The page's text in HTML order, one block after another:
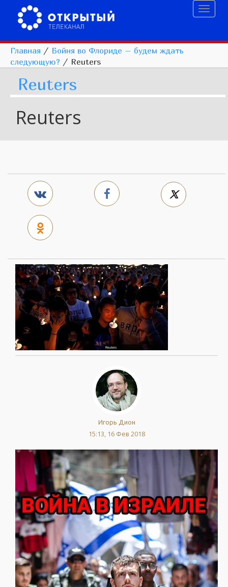
Главная / Бойня во Флориде – будем ждать
следующую? / Reuters
Reuters
Reuters
Игорь Дион
15:13, 16 Фев 2018